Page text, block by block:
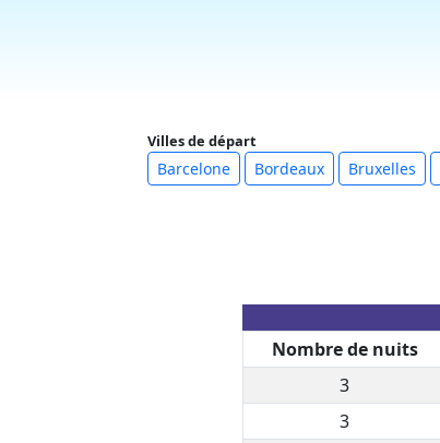
Villes de départ
Barcelone Bordeaux Bruxelles
Nombre de nuits
3
3